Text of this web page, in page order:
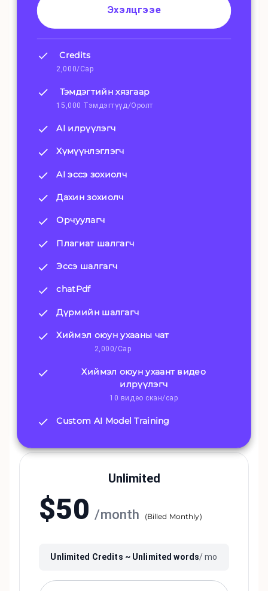
Эхэлцгээе
Credits
2,000/Сар
Тэмдэгтийн хязгаар
15,000 Тэмдэгтүүд/Оролт
AI илрүүлэгч
Хүмүүнлэглэгч
AI эссэ зохиолч
Дахин зохиолч
Орчуулагч
Плагиат шалгагч
Эссэ шалгагч
chatPdf
Дүрмийн шалгагч
Хиймэл оюун ухааны чат
2,000/Сар
Хиймэл оюун ухаант видео
илрүүлэгч
10 видео скан/сар
Custom AI Model Training
Unlimited
$50 /month (Billed Monthly)
Unlimited Credits ~ Unlimited words/ mo